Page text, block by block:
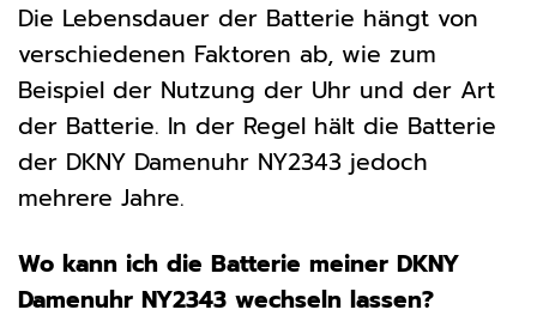
Die Lebensdauer der Batterie hängt von
verschiedenen Faktoren ab, wie zum
Beispiel der Nutzung der Uhr und der Art
der Batterie. In der Regel hält die Batterie
der DKNY Damenuhr NY2343 jedoch
mehrere Jahre.
Wo kann ich die Batterie meiner DKNY
Damenuhr NY2343 wechseln lassen?